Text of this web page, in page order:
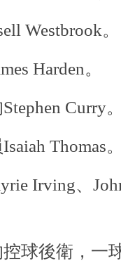
Westbrook。
Harden。
Curry
Thomas
Irving、
球後衛，一